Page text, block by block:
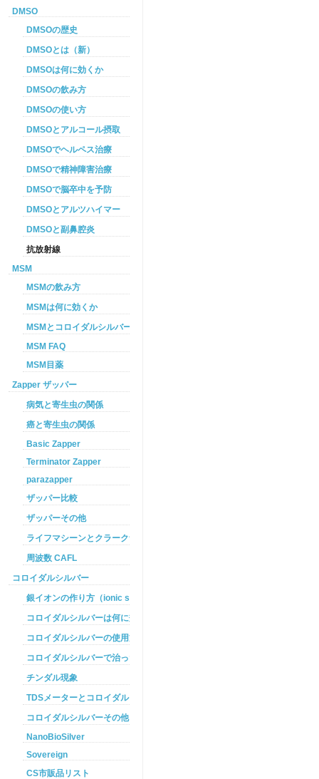
DMSO
DMSOの歴史
DMSOとは（新）
DMSOは何に効くか
DMSOの飲み方
DMSOの使い方
DMSOとアルコール摂取
DMSOでヘルペス治療
DMSOで精神障害治療
DMSOで脳卒中を予防
DMSOとアルツハイマー
DMSOと副鼻腔炎
抗放射線
MSM
MSMの飲み方
MSMは何に効くか
MSMとコロイダルシルバーを使った癌プロトコル
MSM FAQ
MSM目薬
Zapper ザッパー
病気と寄生虫の関係
癌と寄生虫の関係
Basic Zapper
Terminator Zapper
parazapper
ザッパー比較
ザッパーその他
ライフマシーンとクラークザッパーの違い
周波数 CAFL
コロイダルシルバー
銀イオンの作り方（ionic silver ）
コロイダルシルバーは何に効くのか
コロイダルシルバーの使用方法
コロイダルシルバーで治った例
チンダル現象
TDSメーターとコロイダルシルバー
コロイダルシルバーその他
NanoBioSilver
Sovereign
CS市販品リスト